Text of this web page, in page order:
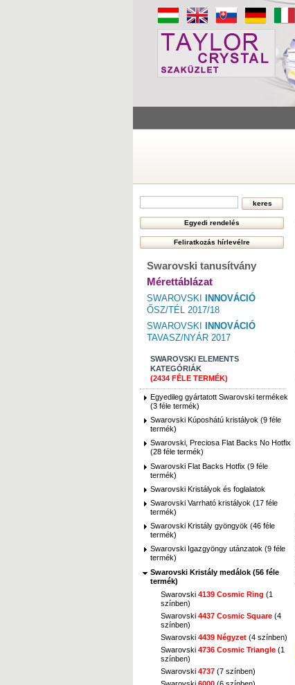
Swarovski tanusítvány
Mérettáblázat
SWAROVSKI
INNOVÁCIÓ
ŐSZ/TÉL 2017/18
SWAROVSKI
INNOVÁCIÓ
TAVASZ/NYÁR 2017
SWAROVSKI ELEMENTS
KATEGÓRIÁK
(2434 FÉLE TERMÉK)
Egyedileg gyártatott Swarovski termékek
(3 féle termék)
Swarovski Kúposhátú kristályok (9 féle
termék)
Swarovski, Preciosa Flat Backs No Hotfix
(28 féle termék)
Swarovski Flat Backs Hotfix (9 féle
termék)
Swarovski Kristályok és foglalatok
Swarovski Varrható kristályok (17 féle
termék)
Swarovski Kristály gyöngyök (46 féle
termék)
Swarovski Igazgyöngy utánzatok (9 féle
termék)
Swarovski Kristály medálok (56 féle
termék)
Swarovski 4139 Cosmic Ring (1
színben)
Swarovski 4437 Cosmic Square (4
színben)
Swarovski 4439 Négyzet (4 színben)
Swarovski 4736 Cosmic Triangle (1
színben)
Swarovski 4737 (7 színben)
Swarovski 6000 (6 színben)